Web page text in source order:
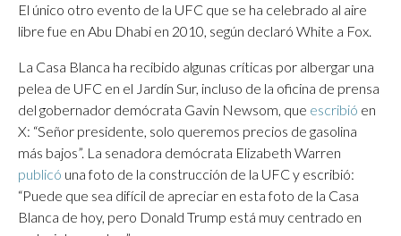
El único otro evento de la UFC que se ha celebrado al aire
libre fue en Abu Dhabi en 2010, según declaró White a Fox.
La Casa Blanca ha recibido algunas críticas por albergar una
pelea de UFC en el Jardín Sur, incluso de la oficina de prensa
del gobernador demócrata Gavin Newsom, que escribió en
X: “Señor presidente, solo queremos precios de gasolina
más bajos”. La senadora demócrata Elizabeth Warren
publicó una foto de la construcción de la UFC y escribió:
“Puede que sea difícil de apreciar en esta foto de la Casa
Blanca de hoy, pero Donald Trump está muy centrado en